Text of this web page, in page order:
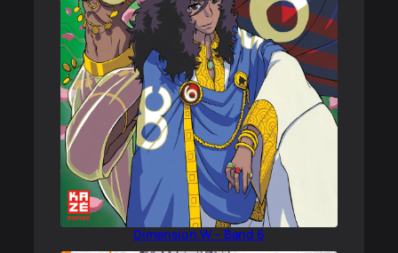
Dimension W – Band 6